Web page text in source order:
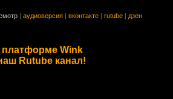
аудиоверсия вконтакте rutube дзен
Wink
Rutube канал!